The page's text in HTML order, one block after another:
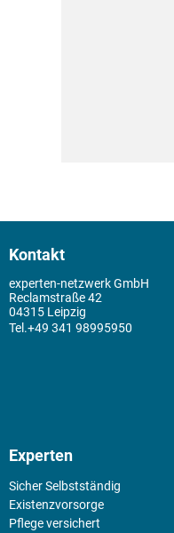
Kontakt
experten-netzwerk GmbH
Reclamstraße 42
04315 Leipzig
+49 341 98995950
Experten
Sicher Selbstständig
Existenz­vorsorge
Pflege versichert